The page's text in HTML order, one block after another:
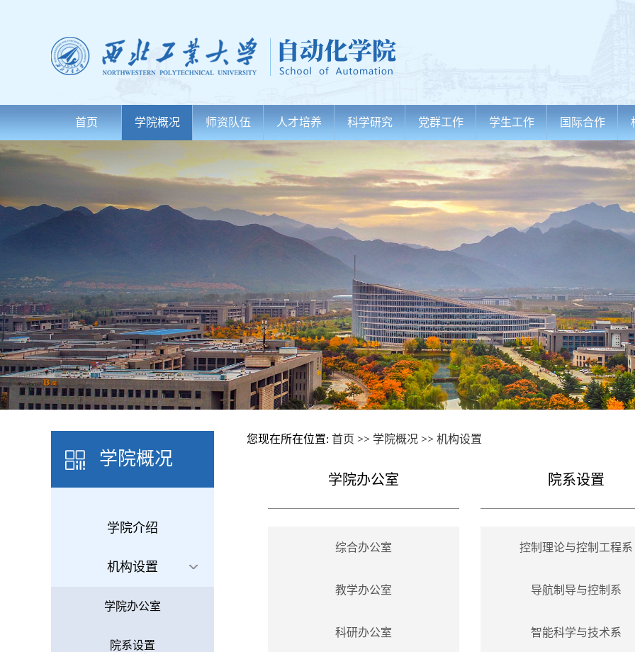
首页 学院概况 师资队伍 人才培养 科学研究 党群工作 学生工作 国际合作
学院概况
学院介绍
机构设置
学院办公室
院系设置
您现在所在位置: 首页 >> 学院概况 >> 机构设置
学院办公室
综合办公室
教学办公室
科研办公室
院系设置
控制理论与控制工程系
导航制导与控制系
智能科学与技术系